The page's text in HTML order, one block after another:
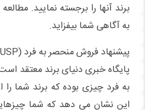
برند آنها را برجسته نمایید.
به آگاهی شما بیفزاید.
پیشنهاد فروش منحصر به فرد (USP)
پایگاه خبری دنیای برند معتقد
به فرد چیزی بوده که برند شما را
این نشان می دهد که شما